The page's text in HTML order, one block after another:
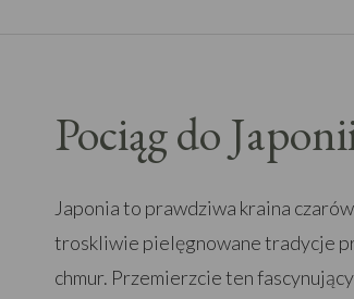
Pociąg do
Japonia to prawdziwa kraina
troskliwie pielęgnowane tradycje
chmur. Przemierzcie ten